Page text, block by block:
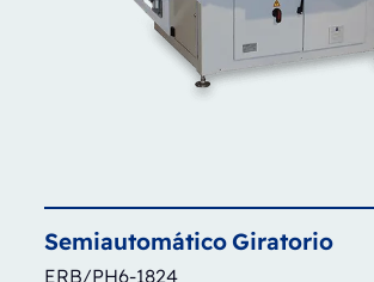
SemiautomáticoGiratorio
ERB/PH6-1824